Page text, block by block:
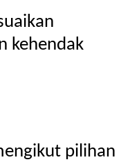
kehendak
pilihan